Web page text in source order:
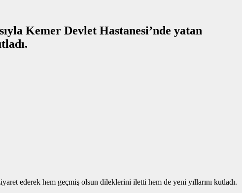
Kemer Devlet Hastanesi’nde yatan
ederek hem geçmiş olsun dileklerini iletti hem de yeni yıllarını kutladı.